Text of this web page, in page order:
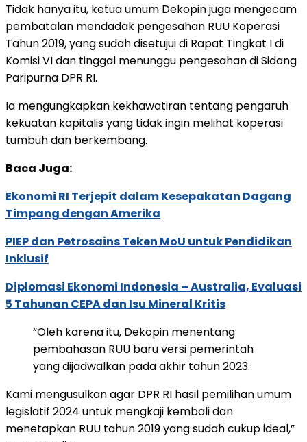
Tidak hanya itu, ketua umum Dekopin juga mengecam
pembatalan mendadak pengesahan RUU Koperasi
Tahun 2019, yang sudah disetujui di Rapat Tingkat I di
Komisi VI dan tinggal menunggu pengesahan di Sidang
Paripurna DPR RI.
Ia mengungkapkan kekhawatiran tentang pengaruh
kekuatan kapitalis yang tidak ingin melihat koperasi
tumbuh dan berkembang.
Baca Juga:
Ekonomi RI Terjepit dalam Kesepakatan Dagang
Timpang dengan Amerika
PIEP dan Petrosains Teken MoU untuk Pendidikan
Inklusif
Diplomasi Ekonomi Indonesia – Australia, Evaluasi
5 Tahunan CEPA dan Isu Mineral Kritis
“Oleh karena itu, Dekopin menentang
pembahasan RUU baru versi pemerintah
yang dijadwalkan pada akhir tahun 2023.
Kami mengusulkan agar DPR RI hasil pemilihan umum
legislatif 2024 untuk mengkaji kembali dan
menetapkan RUU tahun 2019 yang sudah cukup ideal,”